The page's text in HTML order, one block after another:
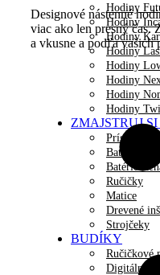
Hodiny
Hodiny
Hodiny
Hodiny
Hodiny
Hodiny
Hodiny
Hodiny
ZMAJSTRUJ
Batérie
Batérie
Ručičky
Matice
Drevené
Strojčeky
BUDÍKY
Ručičkové
Digitálne
Designové nástenné
viac ako len presný čas.
a vkusne a podľa vašich